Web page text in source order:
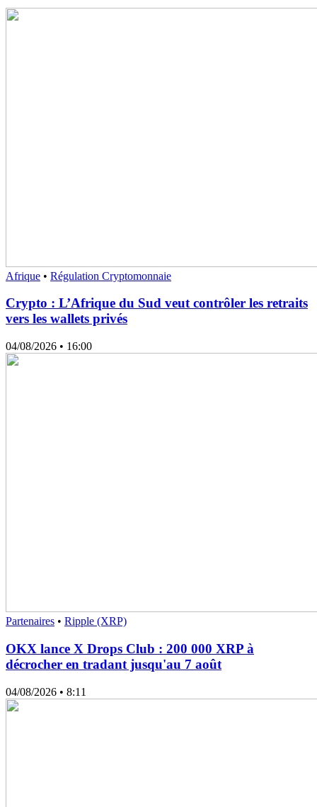
Afrique • Régulation Cryptomonnaie
Crypto : L’Afrique du Sud veut contrôler les retraits
vers les wallets privés
04/08/2026 • 16:00
Partenaires • Ripple (XRP)
OKX lance X Drops Club : 200 000 XRP à
décrocher en tradant jusqu'au 7 août
04/08/2026 • 8:11